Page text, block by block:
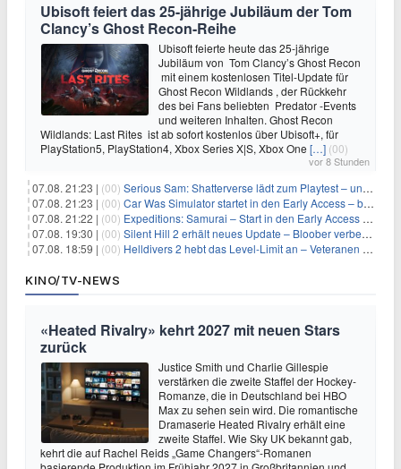
Ubisoft feiert das 25-jährige Jubiläum der Tom
Clancy’s Ghost Recon-Reihe
Ubisoft feierte heute das 25-jährige
Jubiläum von Tom Clancy’s Ghost Recon
mit einem kostenlosen Titel-Update für
Ghost Recon Wildlands , der Rückkehr
des bei Fans beliebten Predator -Events
und weiteren Inhalten. Ghost Recon
Wildlands: Last Rites ist ab sofort kostenlos über Ubisoft+, für
PlayStation5, PlayStation4, Xbox Series X|S, Xbox One […] (00)
vor 8 Stunden
07.08. 21:23 | (00) Serious Sam: Shatterverse lädt zum Playtest – und erscheint schon bald!
07.08. 21:23 | (00) Car Was Simulator startet in den Early Access – bald gehts los!
07.08. 21:22 | (00) Expeditions: Samurai – Start in den Early Access ab heute im feudalen Japan
07.08. 19:30 | (00) Silent Hill 2 erhält neues Update – Bloober verbessert Grafik und Performance
07.08. 18:59 | (00) Helldivers 2 hebt das Level-Limit an – Veteranen können endlich weiter aufsteigen
KINO/TV-NEWS
«Heated Rivalry» kehrt 2027 mit neuen Stars
zurück
Justice Smith und Charlie Gillespie
verstärken die zweite Staffel der Hockey-
Romanze, die in Deutschland bei HBO
Max zu sehen sein wird. Die romantische
Dramaserie Heated Rivalry erhält eine
zweite Staffel. Wie Sky UK bekannt gab,
kehrt die auf Rachel Reids „Game Changers“-Romanen